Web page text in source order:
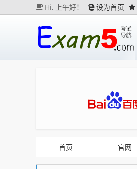
Hi, 上午好！ 设为首页
首页 官网